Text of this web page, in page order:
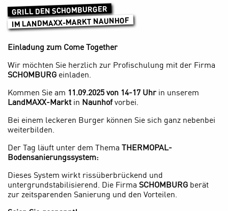
GRILL DEN SCHOMBURGER
IM LANDMAXX-MARKT NAUNHOF
Einladung zum Come Together
Wir möchten Sie herzlich zur Profischulung mit der Firma
SCHOMBURG einladen.
Kommen Sie am 11.09.2025 von 14-17 Uhrin unserem
LandMAXX-Marktin Naunhofvorbei.
Bei einem leckeren Burger können Sie sich ganz nebenbei
weiterbilden.
Der Tag läuft unter dem Thema THERMOPAL-
Bodensanierungssystem:
Dieses System wirkt rissüberbrückend und
untergrundstabilisierend. Die Firma SCHOMBURG berät
zur zeitsparenden Sanierung und den Vorteilen.